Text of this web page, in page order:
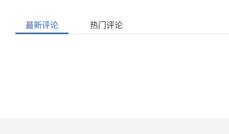
最新评论 热门评论